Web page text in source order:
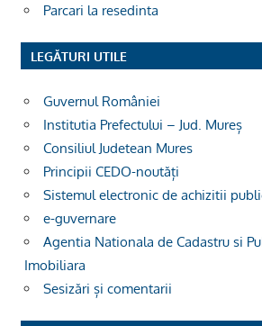
Parcari la resedinta
LEGĂTURI UTILE
Guvernul României
Institutia Prefectului – Jud. Mureș
Consiliul Judetean Mures
Principii CEDO-noutăți
Sistemul electronic de achizitii
e-guvernare
Agentia Nationala de Cadastru si
Imobiliara
Sesizări și comentarii